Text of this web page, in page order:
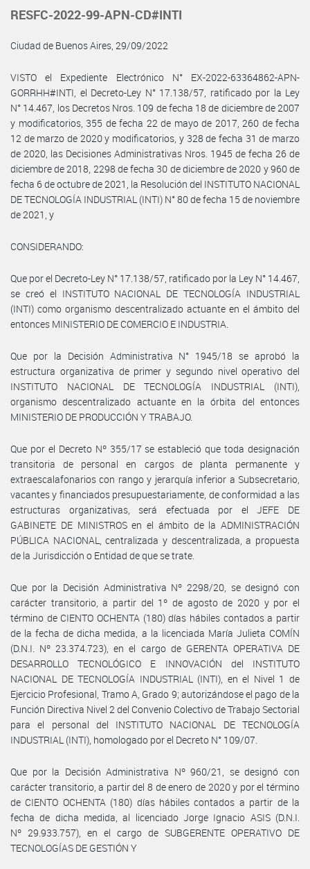
RESFC-2022-99-APN-CD#INTI
Ciudad de Buenos Aires, 29/09/2022
VISTO el Expediente Electrónico N° EX-2022-63364862-APN-
GORRHH#INTI, el Decreto-Ley N° 17.138/57, ratificado por la Ley
N° 14.467, los Decretos Nros. 109 de fecha 18 de diciembre de 2007
y modificatorios, 355 de fecha 22 de mayo de 2017, 260 de fecha
12 de marzo de 2020 y modificatorios, y 328 de fecha 31 de marzo
de 2020, las Decisiones Administrativas Nros. 1945 de fecha 26 de
diciembre de 2018, 2298 de fecha 30 de diciembre de 2020 y 960 de
fecha 6 de octubre de 2021, la Resolución del INSTITUTO NACIONAL
DE TECNOLOGÍA INDUSTRIAL (INTI) N° 80 de fecha 15 de noviembre
de 2021, y
CONSIDERANDO:
Que por el Decreto-Ley N° 17.138/57, ratificado por la Ley N° 14.467,
se creó el INSTITUTO NACIONAL DE TECNOLOGÍA INDUSTRIAL
(INTI) como organismo descentralizado actuante en el ámbito del
entonces MINISTERIO DE COMERCIO E INDUSTRIA.
Que por la Decisión Administrativa N° 1945/18 se aprobó la
estructura organizativa de primer y segundo nivel operativo del
INSTITUTO NACIONAL DE TECNOLOGÍA INDUSTRIAL (INTI),
organismo descentralizado actuante en la órbita del entonces
MINISTERIO DE PRODUCCIÓN Y TRABAJO.
Que por el Decreto Nº 355/17 se estableció que toda designación
transitoria de personal en cargos de planta permanente y
extraescalafonarios con rango y jerarquía inferior a Subsecretario,
vacantes y financiados presupuestariamente, de conformidad a las
estructuras organizativas, será efectuada por el JEFE DE
GABINETE DE MINISTROS en el ámbito de la ADMINISTRACIÓN
PÚBLICA NACIONAL, centralizada y descentralizada, a propuesta
de la Jurisdicción o Entidad de que se trate.
Que por la Decisión Administrativa Nº 2298/20, se designó con
carácter transitorio, a partir del 1º de agosto de 2020 y por el
término de CIENTO OCHENTA (180) días hábiles contados a partir
de la fecha de dicha medida, a la licenciada María Julieta COMÍN
(D.N.I. Nº 23.374.723), en el cargo de GERENTA OPERATIVA DE
DESARROLLO TECNOLÓGICO E INNOVACIÓN del INSTITUTO
NACIONAL DE TECNOLOGÍA INDUSTRIAL (INTI), en el Nivel 1 de
Ejercicio Profesional, Tramo A, Grado 9; autorizándose el pago de la
Función Directiva Nivel 2 del Convenio Colectivo de Trabajo Sectorial
para el personal del INSTITUTO NACIONAL DE TECNOLOGÍA
INDUSTRIAL (INTI), homologado por el Decreto N° 109/07.
Que por la Decisión Administrativa Nº 960/21, se designó con
carácter transitorio, a partir del 8 de enero de 2020 y por el término
de CIENTO OCHENTA (180) días hábiles contados a partir de la
fecha de dicha medida, al licenciado Jorge Ignacio ASIS (D.N.I.
Nº 29.933.757), en el cargo de SUBGERENTE OPERATIVO DE
TECNOLOGÍAS DE GESTIÓN Y